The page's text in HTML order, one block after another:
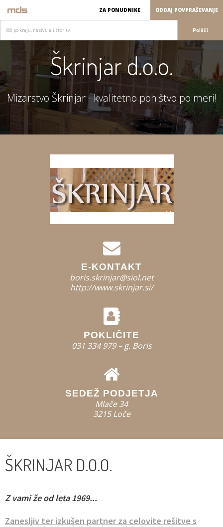
ZA PONUDNIKE ODDAJ POVPRAŠEVANJE
Poišči
Škrinjar d.o.o.
Mizarstvo Škrinjar - kvalitetno pohištvo po meri!
E-KONTAKT
boris.skrinjar@siol.net
http://www.skrinjar.si/
POKLIČITE
031 334 979 – g. Boris
SEDEŽ PODJETJA
Mlače 34
3215 Loče
ŠKRINJAR D.O.O.
Z vami že od leta 1969...
Zanesljiv ter izkušen partner za celovite rešitve s